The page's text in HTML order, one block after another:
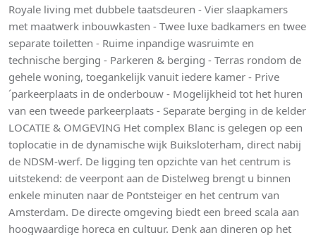
Royale living met dubbele taatsdeuren - Vier slaapkamers
met maatwerk inbouwkasten - Twee luxe badkamers en twee
separate toiletten - Ruime inpandige wasruimte en
technische berging - Parkeren & berging - Terras rondom de
gehele woning, toegankelijk vanuit iedere kamer - Prive
´parkeerplaats in de onderbouw - Mogelijkheid tot het huren
van een tweede parkeerplaats - Separate berging in de kelder
LOCATIE & OMGEVING Het complex Blanc is gelegen op een
toplocatie in de dynamische wijk Buiksloterham, direct nabij
de NDSM-werf. De ligging ten opzichte van het centrum is
uitstekend: de veerpont aan de Distelweg brengt u binnen
enkele minuten naar de Pontsteiger en het centrum van
Amsterdam. De directe omgeving biedt een breed scala aan
hoogwaardige horeca en cultuur. Denk aan dineren op het